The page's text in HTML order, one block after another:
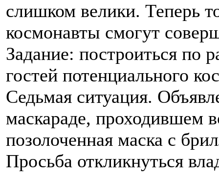
слишком велики. Теперь
космонавты смогут
Задание: построиться по
гостей потенциального
Седьмая ситуация.
маскараде, проходившем
позолоченная маска с
Просьба откликнуться